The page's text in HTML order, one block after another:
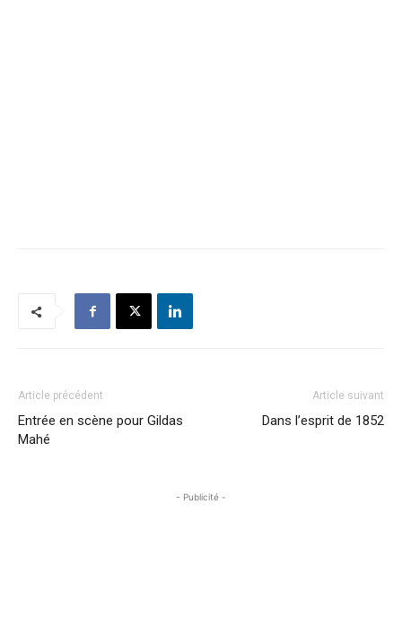
Article précédent
Entrée en scène pour Gildas
Mahé
Article suivant
Dans l’esprit de 1852
- Publicité -